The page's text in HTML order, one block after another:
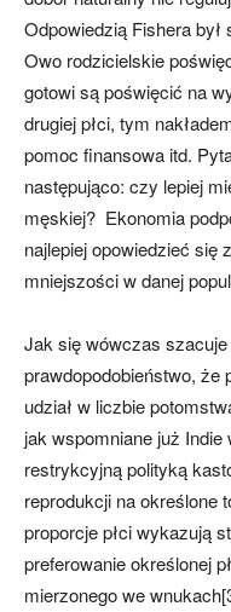
Odpowiedzią Fishera
Owo rodzicielskie
gotowi są poświęcić na
drugiej płci, tym
pomoc finansowa itd.
następująco: czy lepiej
męskiej? Ekonomia
najlepiej opowiedzieć się
mniejszości w danej
Jak się wówczas
prawdopodobieństwo, że
udział w liczbie
jak wspomniane już Indie
restrykcyjną polityką
reprodukcji na określone
proporcje płci wykazują
preferowanie określonej
mierzonego we